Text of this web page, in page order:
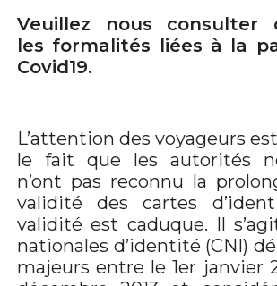
Veuillez nous consulter
les formalités liées à la
Covid19.
L’attention des voyageurs
le fait que les autorités
n’ont pas reconnu la
validité des cartes
validité est caduque. Il
nationales d’identité (CNI)
majeurs entre le 1er janvier